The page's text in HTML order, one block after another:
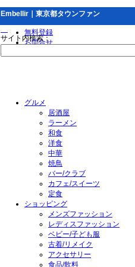
Embellir｜東京都タウンファン
無料登録
お問合せ
サイト内検索：
グルメ
居酒屋
ラーメン
和食
洋食
中華
焼鳥
バー/クラブ
カフェ/スイーツ
定食
ショッピング
メンズファッション
レディスファッション
ベビー/子ども服
古着/リメイク
アクセサリー
食品/飲料